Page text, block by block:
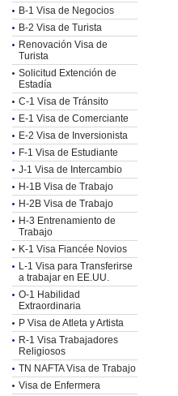
B-1 Visa de Negocios
B-2 Visa de Turista
Renovación Visa de
Turista
Solicitud Extención de
Estadía
C-1 Visa de Tránsito
E-1 Visa de Comerciante
E-2 Visa de Inversionista
F-1 Visa de Estudiante
J-1 Visa de Intercambio
H-1B Visa de Trabajo
H-2B Visa de Trabajo
H-3 Entrenamiento de
Trabajo
K-1 Visa Fiancée Novios
L-1 Visa para Transferirse
a trabajar en EE.UU.
O-1 Habilidad
Extraordinaria
P Visa de Atleta y Artista
R-1 Visa Trabajadores
Religiosos
TN NAFTA Visa de Trabajo
Visa de Enfermera